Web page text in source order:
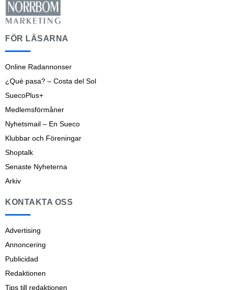
FÖR LÄSARNA
Online Radannonser
¿Qué pasa? – Costa del Sol
SuecoPlus+
Medlemsförmåner
Nyhetsmail – En Sueco
Klubbar och Föreningar
Shoptalk
Senaste Nyheterna
Arkiv
KONTAKTA OSS
Advertising
Annoncering
Publicidad
Redaktionen
Tips till redaktionen